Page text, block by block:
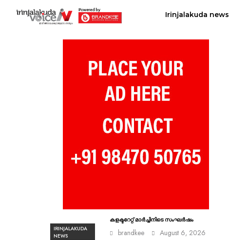
Irinjalakuda news
IRINJALAKUDA
NEWS
കളക്ടറേറ്റ് മാർച്ചിനിടെ സംഘർഷം
brandkee August 6, 2026